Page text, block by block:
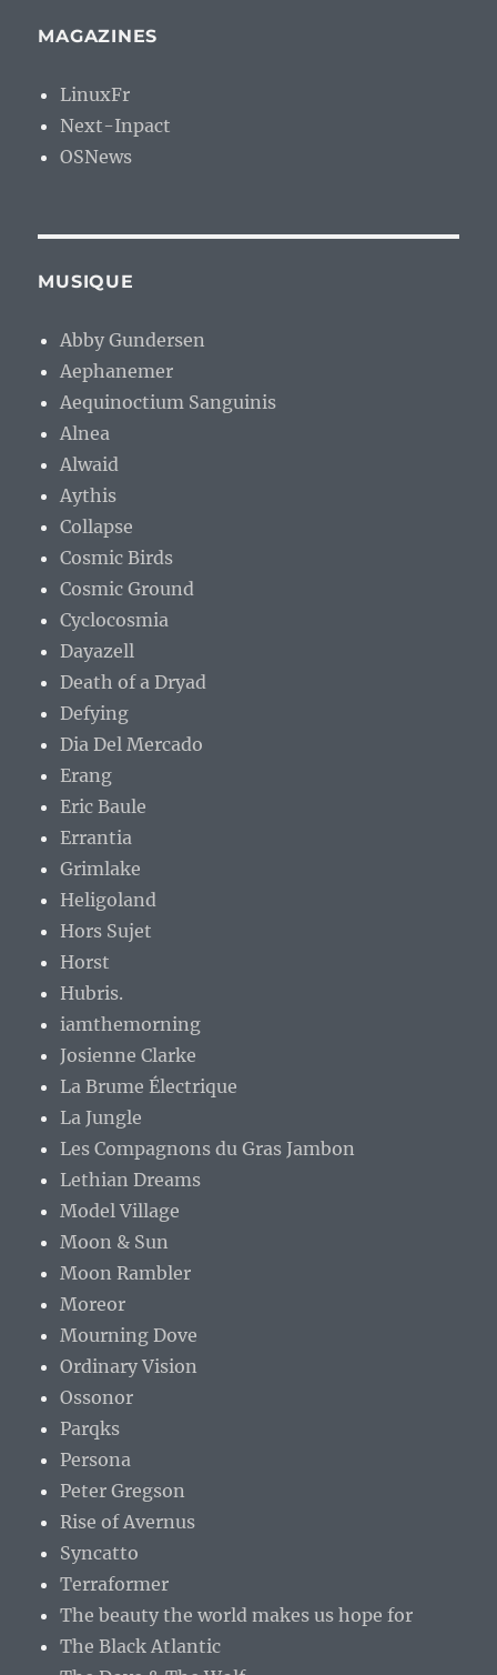
MAGAZINES
LinuxFr
Next-Inpact
OSNews
MUSIQUE
Abby Gundersen
Aephanemer
Aequinoctium Sanguinis
Alnea
Alwaid
Aythis
Collapse
Cosmic Birds
Cosmic Ground
Cyclocosmia
Dayazell
Death of a Dryad
Defying
Dia Del Mercado
Erang
Eric Baule
Errantia
Grimlake
Heligoland
Hors Sujet
Horst
Hubris.
iamthemorning
Josienne Clarke
La Brume Électrique
La Jungle
Les Compagnons du Gras Jambon
Lethian Dreams
Model Village
Moon & Sun
Moon Rambler
Moreor
Mourning Dove
Ordinary Vision
Ossonor
Parqks
Persona
Peter Gregson
Rise of Avernus
Syncatto
Terraformer
The beauty the world makes us hope for
The Black Atlantic